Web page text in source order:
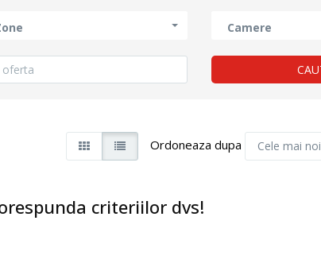
Camere
Ordoneaza dupa Cele mai noi
criteriilor dvs!